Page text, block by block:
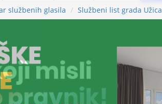
službenih glasila Službeni list grada Užica